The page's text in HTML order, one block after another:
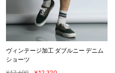
ヴィンテージ加工 ダブルニー デニム
ショーツ